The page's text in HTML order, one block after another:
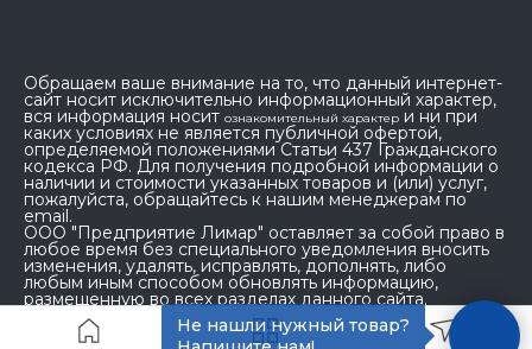
Не нашли нужный товар?
Обращаем ваше внимание на то, что данный интернет-
сайт носит исключительно информационный характер,
вся информация носит ознакомительный характер и ни при
каких условиях не является публичной офертой,
определяемой положениями Статьи 437 Гражданского
кодекса РФ. Для получения подробной информации о
наличии и стоимости указанных товаров и (или) услуг,
пожалуйста, обращайтесь к нашим менеджерам по
email.
ООО "Предприятие Лимар" оставляет за собой право в
любое время без специального уведомления вносить
изменения, удалять, исправлять, дополнять, либо
любым иным способом обновлять информацию,
размещенную во всех разделах данного сайта.